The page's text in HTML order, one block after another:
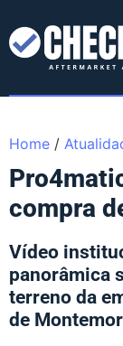
Home /
compra
Vídeo
panorâmica
terreno da
de